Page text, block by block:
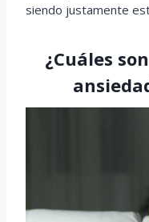
siendo justamente
¿Cuáles